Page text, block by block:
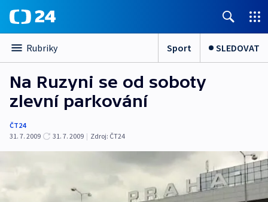
Rubriky Sport SLEDOVAT
Na Ruzyni se od soboty
zlevní parkování
ČT24
31. 7. 2009
31. 7. 2009 | Zdroj: ČT24